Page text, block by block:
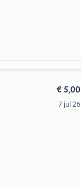
€ 5,00
7 jul 26